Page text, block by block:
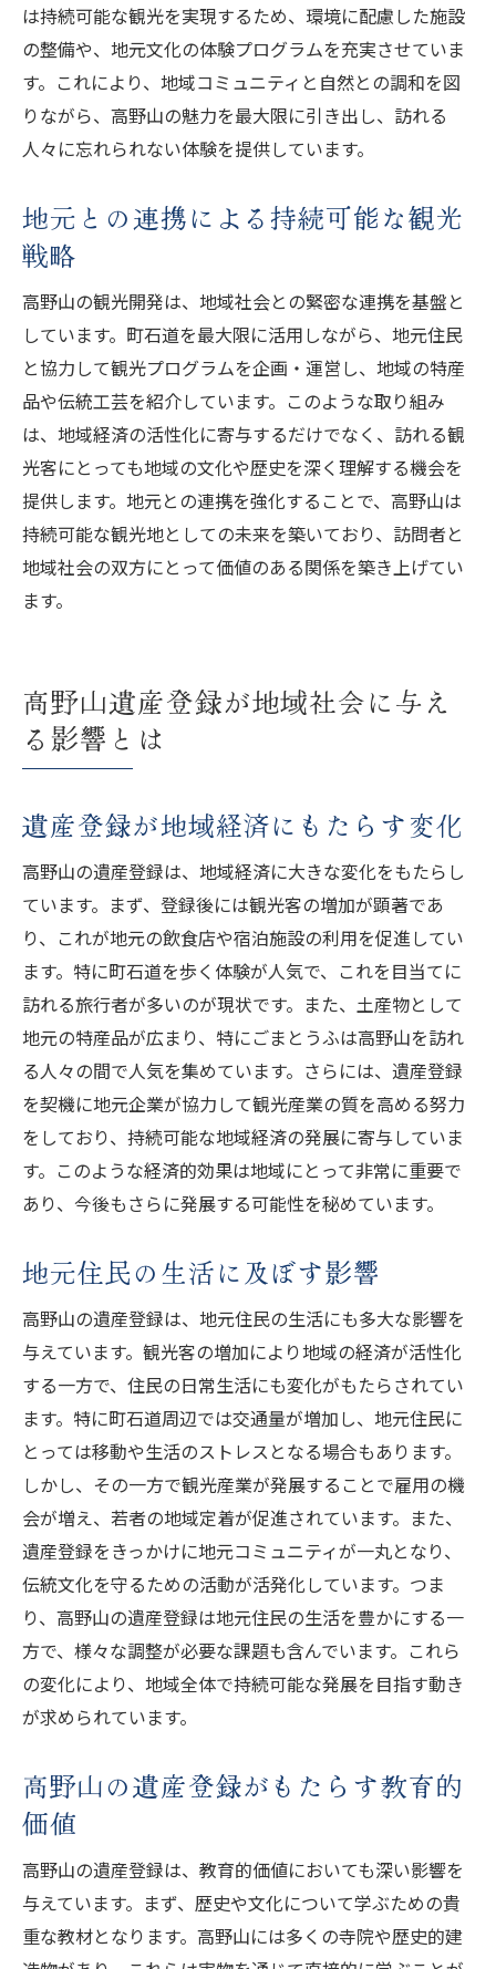
は持続可能な観光を実現するため、環境に配慮した施設
の整備や、地元文化の体験プログラムを充実させていま
す。これにより、地域コミュニティと自然との調和を図
りながら、高野山の魅力を最大限に引き出し、訪れる
人々に忘れられない体験を提供しています。
地元との連携による持続可能な観光
戦略
高野山の観光開発は、地域社会との緊密な連携を基盤と
しています。町石道を最大限に活用しながら、地元住民
と協力して観光プログラムを企画・運営し、地域の特産
品や伝統工芸を紹介しています。このような取り組み
は、地域経済の活性化に寄与するだけでなく、訪れる観
光客にとっても地域の文化や歴史を深く理解する機会を
提供します。地元との連携を強化することで、高野山は
持続可能な観光地としての未来を築いており、訪問者と
地域社会の双方にとって価値のある関係を築き上げてい
ます。
高野山遺産登録が地域社会に与え
る影響とは
遺産登録が地域経済にもたらす変化
高野山の遺産登録は、地域経済に大きな変化をもたらし
ています。まず、登録後には観光客の増加が顕著であ
り、これが地元の飲食店や宿泊施設の利用を促進してい
ます。特に町石道を歩く体験が人気で、これを目当てに
訪れる旅行者が多いのが現状です。また、土産物として
地元の特産品が広まり、特にごまとうふは高野山を訪れ
る人々の間で人気を集めています。さらには、遺産登録
を契機に地元企業が協力して観光産業の質を高める努力
をしており、持続可能な地域経済の発展に寄与していま
す。このような経済的効果は地域にとって非常に重要で
あり、今後もさらに発展する可能性を秘めています。
地元住民の生活に及ぼす影響
高野山の遺産登録は、地元住民の生活にも多大な影響を
与えています。観光客の増加により地域の経済が活性化
する一方で、住民の日常生活にも変化がもたらされてい
ます。特に町石道周辺では交通量が増加し、地元住民に
とっては移動や生活のストレスとなる場合もあります。
しかし、その一方で観光産業が発展することで雇用の機
会が増え、若者の地域定着が促進されています。また、
遺産登録をきっかけに地元コミュニティが一丸となり、
伝統文化を守るための活動が活発化しています。つま
り、高野山の遺産登録は地元住民の生活を豊かにする一
方で、様々な調整が必要な課題も含んでいます。これら
の変化により、地域全体で持続可能な発展を目指す動き
が求められています。
高野山の遺産登録がもたらす教育的
価値
高野山の遺産登録は、教育的価値においても深い影響を
与えています。まず、歴史や文化について学ぶための貴
重な教材となります。高野山には多くの寺院や歴史的建